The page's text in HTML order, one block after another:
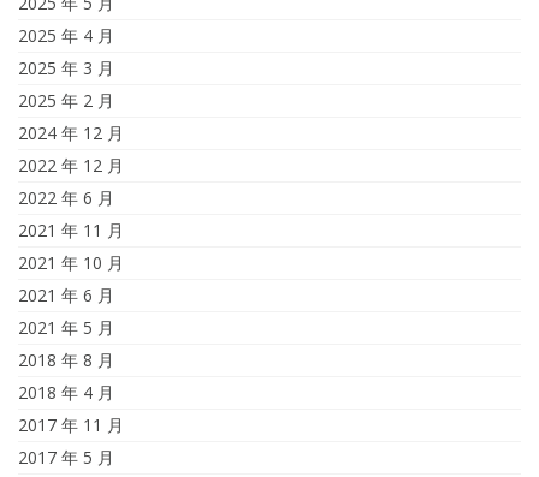
2025 年 4 月
2025 年 3 月
2025 年 2 月
2024 年 12 月
2022 年 12 月
2022 年 6 月
2021 年 11 月
2021 年 10 月
2021 年 6 月
2021 年 5 月
2018 年 8 月
2018 年 4 月
2017 年 11 月
2017 年 5 月